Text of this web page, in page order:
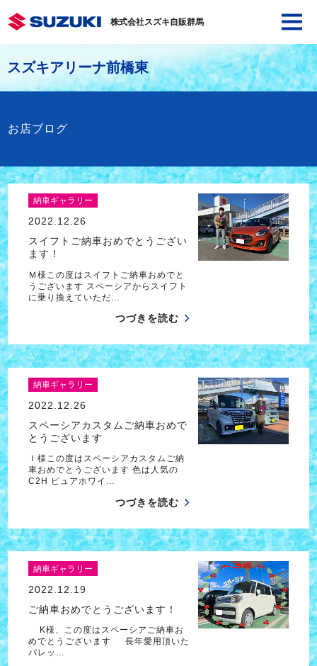
株式会社スズキ自販群馬
スズキアリーナ前橋東
お店ブログ
納車ギャラリー
2022.12.26
スイフトご納車おめでとうござい
ます！
Ｍ様この度はスイフトご納車おめでと
うございます スペーシアからスイフト
に乗り換えていただ…
つづきを読む
納車ギャラリー
2022.12.26
スペーシアカスタムご納車おめで
とうございます
Ｉ様この度はスペーシアカスタムご納
車おめでとうございます 色は人気の
C2H ピュアホワイ…
つづきを読む
納車ギャラリー
2022.12.19
ご納車おめでとうございます！
K様、この度はスペーシアご納車お
めでとうございます 長年愛用頂いた
パレッ…